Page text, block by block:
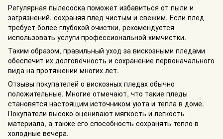
Регулярная пылесоска поможет избавиться от пыли и
загрязнений, сохраняя плед чистым и свежим. Если плед
требует более глубокой очистки, рекомендуется
использовать услуги профессиональной химчистки.
Таким образом, правильный уход за вискозными пледами
обеспечит их долговечность и сохранение первоначального
вида на протяжении многих лет.
Отзывы покупателей о вискозных пледах обычно
положительные. Многие отмечают, что такие пледы
становятся настоящим источником уюта и тепла в доме.
Покупатели высоко оценивают мягкость и легкость
материала, а также его способность сохранять тепло в
холодные вечера.